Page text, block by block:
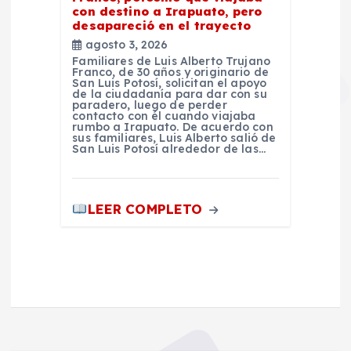
con destino a Irapuato, pero
desapareció en el trayecto
agosto 3, 2026
Familiares de Luis Alberto Trujano
Franco, de 30 años y originario de
San Luis Potosí, solicitan el apoyo
de la ciudadanía para dar con su
paradero, luego de perder
contacto con él cuando viajaba
rumbo a Irapuato. De acuerdo con
sus familiares, Luis Alberto salió de
San Luis Potosí alrededor de las…
LEER COMPLETO